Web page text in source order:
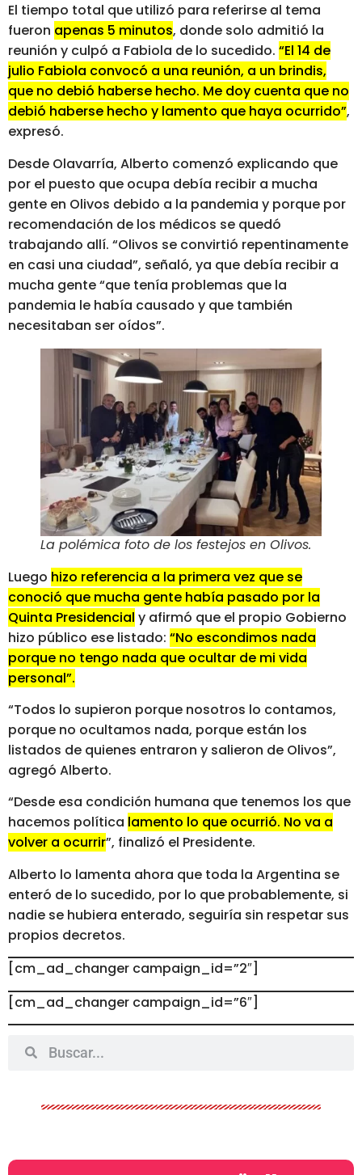
El tiempo total que utilizó para referirse al tema
fueron apenas 5 minutos, donde solo admitió la
reunión y culpó a Fabiola de lo sucedido. “El 14 de
julio Fabiola convocó a una reunión, a un brindis,
que no debió haberse hecho. Me doy cuenta que no
debió haberse hecho y lamento que haya ocurrido”,
expresó.
Desde Olavarría, Alberto comenzó explicando que
por el puesto que ocupa debía recibir a mucha
gente en Olivos debido a la pandemia y porque por
recomendación de los médicos se quedó
trabajando allí. “Olivos se convirtió repentinamente
en casi una ciudad”, señaló, ya que debía recibir a
mucha gente “que tenía problemas que la
pandemia le había causado y que también
necesitaban ser oídos”.
La polémica foto de los festejos en Olivos.
Luego hizo referencia a la primera vez que se
conoció que mucha gente había pasado por la
Quinta Presidencial y afirmó que el propio Gobierno
hizo público ese listado: “No escondimos nada
porque no tengo nada que ocultar de mi vida
personal”.
“Todos lo supieron porque nosotros lo contamos,
porque no ocultamos nada, porque están los
listados de quienes entraron y salieron de Olivos”,
agregó Alberto.
“Desde esa condición humana que tenemos los que
hacemos política lamento lo que ocurrió. No va a
volver a ocurrir”, finalizó el Presidente.
Alberto lo lamenta ahora que toda la Argentina se
enteró de lo sucedido, por lo que probablemente, si
nadie se hubiera enterado, seguiría sin respetar sus
propios decretos.
[cm_ad_changer campaign_id=”2″]
[cm_ad_changer campaign_id=”6″]